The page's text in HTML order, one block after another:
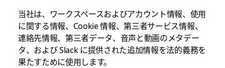
当社は、ワークスペースおよびアカウント情報、使用
に関する情報、Cookie 情報、第三者サービス情報、
連絡先情報、第三者データ、音声と動画のメタデー
タ、および Slack に提供された追加情報を法的義務を
果たすために使用します。